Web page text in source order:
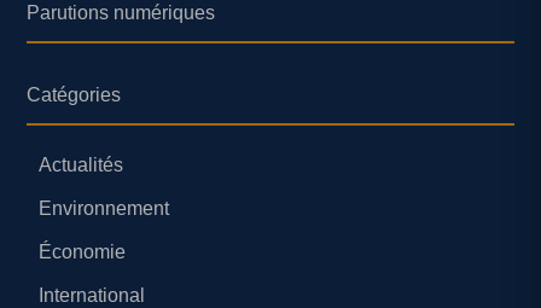
Parutions numériques
Catégories
Actualités
Environnement
Économie
International